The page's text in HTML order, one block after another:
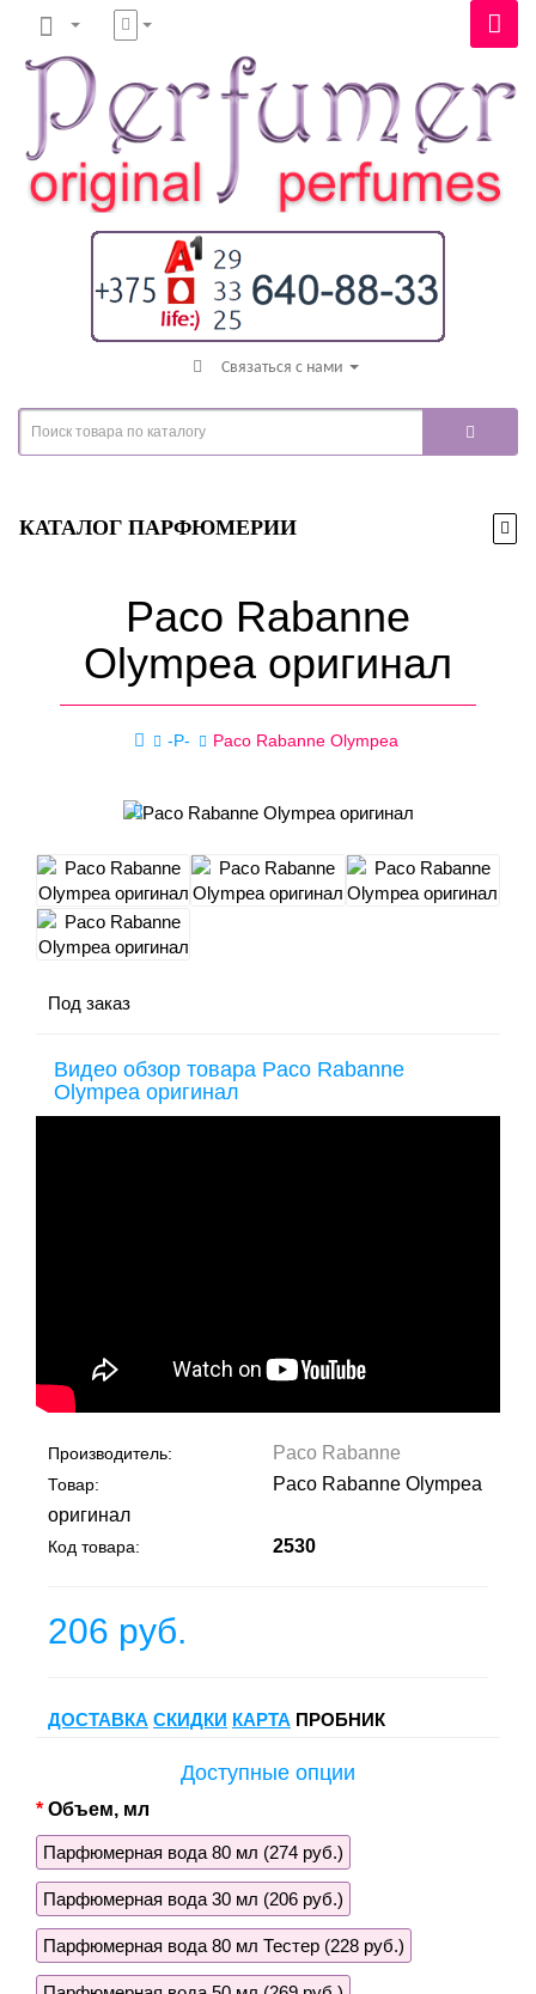
Связаться с нами
КАТАЛОГ ПАРФЮМЕРИИ
Paco Rabanne
Olympea оригинал
-P- Paco Rabanne Olympea
Под заказ
Видео обзор товара Paco Rabanne
Olympea оригинал
Производитель: Paco Rabanne
Товар:
Paco Rabanne Olympea
оригинал
Код товара: 2530
206 руб.
ДОСТАВКА СКИДКИ КАРТА ПРОБНИК
Доступные опции
Объем, мл
Парфюмерная вода 80 мл (274 руб.)
Парфюмерная вода 30 мл (206 руб.)
Парфюмерная вода 80 мл Тестер (228 руб.)